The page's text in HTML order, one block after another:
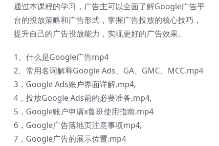
通过本课程的学习，广告主可以全面了解Google广告平
台的投放策略和广告形式，掌握广告投放的核心技巧，
提升自己的广告投放能力，实现更好的广告效果。
1、什么是Google广告mp4
2、常用名词解释Google Ads、GA、GMC、MCC.mp4
3，Google Ads账户界面详解.mp4,
4，投放Google Ads前的必要准备,mp4,
5，Google账户申请x鲁班使用指南.mp4
6，Google广告落地页注意事项mp4,
7，Google广告的展示位置.mp4